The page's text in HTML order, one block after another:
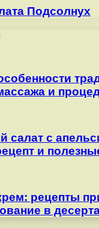
Подсолнух
и
салат с
и
рецепты
в